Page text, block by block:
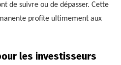
de suivre ou de dépasser. Cette
profite ultimement aux
les investisseurs